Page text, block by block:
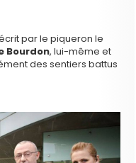
par le piqueron le
Bourdon, lui-même et
des sentiers battus